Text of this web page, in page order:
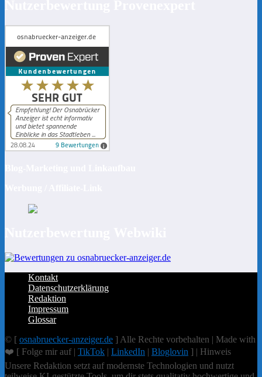
Kontakt
Datenschutzerklärung
Redaktion
Impressum
Glossar
© [ osnabruecker-anzeiger.de ] Alle Rechte vorbehalten | Made with
❤️ [ Folge mir auf | TikTok | LinkedIn | Bloglovin ] | Hinweis
Unsere Redaktion setzt auf modernste Technologien und nutzt